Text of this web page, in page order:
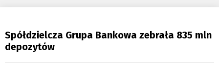
Spółdzielcza Grupa Bankowa zebrała 835 mln
depozytów